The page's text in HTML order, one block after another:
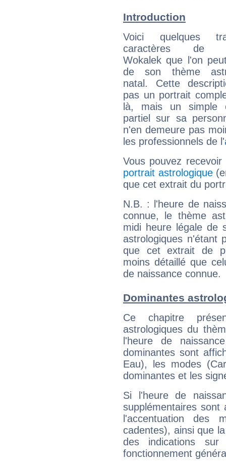
Introduction
Voici quelques
caractères de
Wokalek que l'on
de son thème
natal. Cette
pas un portrait
là, mais un simple
partiel sur sa
n'en demeure pas
les professionnels de l'
Vous pouvez
portrait astrologique
que cet extrait du
N.B. : l'heure de
connue, le thème
midi heure légale de
astrologiques n'étant
que cet extrait de
moins détaillé que
de naissance connue.
Dominantes
Ce chapitre
astrologiques du
l'heure de
dominantes sont
Eau), les modes
dominantes et les
Si l'heure de
supplémentaires sont
l'accentuation des
cadentes), ainsi que
des indications sur
fonctionnement